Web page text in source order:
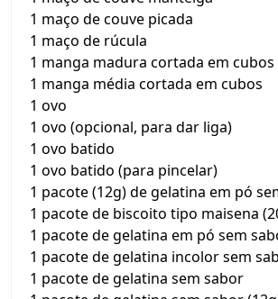
1 maço de couve picada
1 maço de rúcula
1 manga madura cortada em cubos
1 manga média cortada em cubos
1 ovo
1 ovo (opcional, para dar liga)
1 ovo batido
1 ovo batido (para pincelar)
1 pacote (12g) de gelatina em pó
1 pacote de biscoito tipo maisena
1 pacote de gelatina em pó sem
1 pacote de gelatina incolor sem
1 pacote de gelatina sem sabor